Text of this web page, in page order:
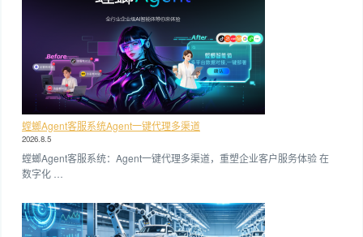
螳螂Agent客服系统Agent一键代理多渠道
2026.8.5
螳螂Agent客服系统：Agent一键代理多渠道，重塑企业客户服务体验 在
数字化 …